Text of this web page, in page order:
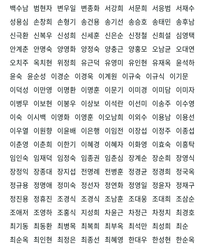
백수남 범현자 변우일 변종화 서강희 서문희 서응범
서재수
성용심 손창희 손형기 송건용 송기선 송승호 송태민 송후남
신극환 신복우 신성희 신세훈 신은순 신정철 신희설
심영택
안계춘 안명숙 양영화 양정숙 양충근 양홍모 오남균 오대연
오치주 옥치현 위정희 유근덕 유영미 유인현 유재옥 윤석하
윤숙 윤순성 이경순 이경욱 이계원 이규숙 이규식
이기문
이덕성
이만영 이명환 이명훈 이문기 이미경 이미담 이미자
이병무 이보현 이봉우 이상보 이석란 이선미 이송주 이수영
이숙 이시백 이영화 이영훈 이오남희 이외수 이용남 이용선
이우열
이원향 이윤배 이은행 이임전 이장섭 이정주 이종섭
이춘영
이춘희 이한기 이혜경 이혜자 이화영 이효숙 이흥탁
임인숙 임재덕 임정숙 임종권 임춘심 장계순 장순희 장영식
장정익 장종대 장지섭 전명례 전병훈 정경균 정경희
정국옥
정규용 정명애 정미숙 정선자 정연화 정영일 정윤자 정재구
정진용 정휴진 조경식 조경식 조남훈 조대웅 조대희 조삼순
조애저 조영하 조홍식 지성희 차윤근 차정근 차정치 최경호
최기동 최동환 최병목 최복희 최부옥 최석만 최성희 최순
최순옥 최인현 최정은 최종선 최혜영 한대우 한성현 한순옥